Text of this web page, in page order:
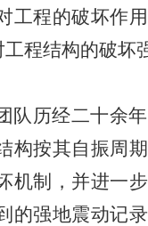
工程的破坏作
程结构的破坏
队历经二十余
构按其自振周
机制，并进一
的强地震动记